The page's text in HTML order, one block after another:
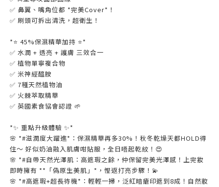
✅ 鼻翼、嘴角位都 *完美Cover*！
✅ 刷頭可拆出清洗，超衛生！
*⭐ 45%保濕精華加持 ⭐*
✅ 水潤 + 透亮 + 護膚 三效合一
✅ 植物單寧複合物
✅ 米神經醯胺
✅ 7種天然植物油
✅ 火棘萃取精華
✅ 英國素食協會認證 🌱
*✨ 重點升級體驗 ✨*
🌸 *#滋潤度大躍進*：保濕精華再多30%！秋冬乾燥天都HOLD得
住～ 好似奶油融入肌膚咁貼服，全日唔起乾紋！😍
🌸 *#自帶天然光澤肌：高遮瑕之餘，仲保留完美光澤感！上完妝
即時擁有 **「偽原生美肌」*，慳返打亮步驟！💫
🌸 *#高遮瑕+超長待機*：輕輕一掃，泛紅暗瘡印遮到8成！自然妝